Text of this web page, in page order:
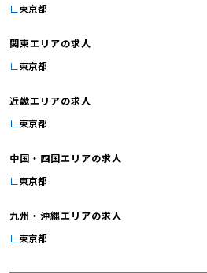
ションを掲げて設立された日本語学校です
転職者も歓迎です。日本語教育や進路指
ご活躍。
求人案内はこちら
東京都
関東エリアの求人
東京都
近畿エリアの求人
東京都
中国・四国エリアの求人
東京都
九州・沖縄エリアの求人
東京都